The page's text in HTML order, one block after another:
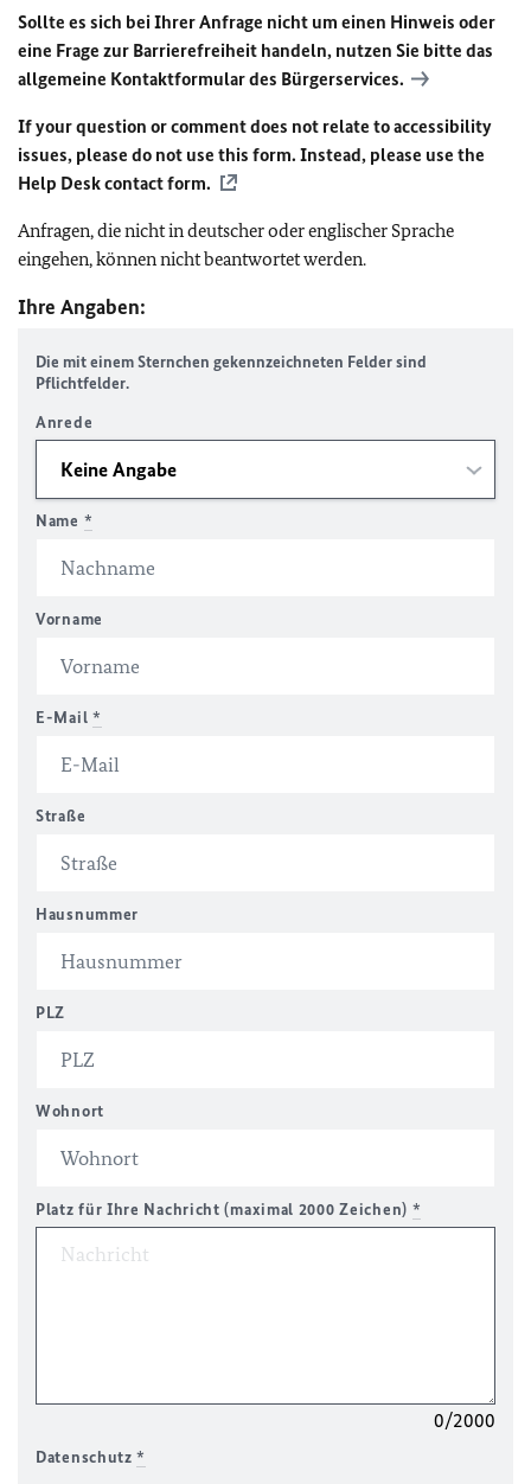
Sollte es sich bei Ihrer Anfrage nicht um einen Hinweis oder
eine Frage zur Barrierefreiheit handeln, nutzen Sie bitte das
allgemeine Kontaktformular des Bürgerservices.
If your question or comment does not relate to accessibility
issues, please do not use this form. Instead, please use the
Help Desk contact form.
Anfragen, die nicht in deutscher oder englischer Sprache
eingehen, können nicht beantwortet werden.
Ihre Angaben:
Die mit einem Sternchen gekennzeichneten Felder sind
Pflichtfelder.
Anrede
Name *
Vorname
E-Mail *
Straße
Hausnummer
PLZ
Wohnort
Platz für Ihre Nachricht (maximal 2000 Zeichen) *
0/2000
Datenschutz*